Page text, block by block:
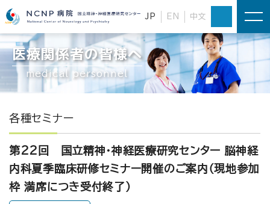
JP EN 中文
医療関係者の皆様へ
medical personnel
各種セミナー
第22回 国立精神・神経医療研究センター 脳神経
内科夏季臨床研修セミナー開催のご案内（現地参加
枠 満席につき受付終了）